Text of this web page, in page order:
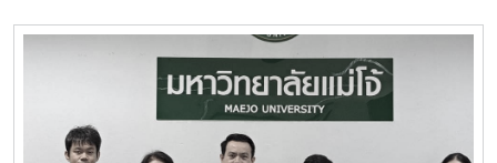
เชียงแรง รองประธานกรรมการ และคณะกรรมการ เป็นผู้
พิจารณาคัดเลือกนักศึกษาเข้ารับทุนการศึกษาของคณะ
กรรมการส่งเสริมกิจการมหาวิทยาลัย ประจำปี 2568 โดยมี
นักศึกษาเข้ารับการสอบสัมภาษณ์ จำนวน 23 ราย ซึ่งแบ่งออก
เป็น 2 ระดับ ดังนี้ 1. ระดับบัณฑิตศึกษา ทุนละ 15,000 บาท ต่อ